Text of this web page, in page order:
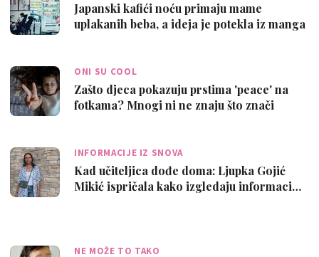
Japanski kafići noću primaju mame
uplakanih beba, a ideja je potekla iz manga
ONI SU COOL
Zašto djeca pokazuju prstima 'peace' na
fotkama? Mnogi ni ne znaju što znači
INFORMACIJE IZ SNOVA
Kad učiteljica dođe doma: Ljupka Gojić
Mikić ispričala kako izgledaju informaci…
NE MOŽE TO TAKO